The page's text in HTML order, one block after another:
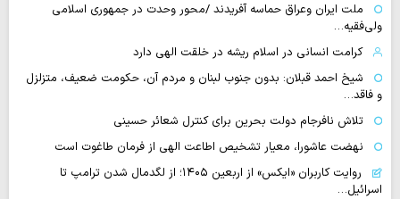
ملت ایران وعراق حماسه آفریدند /محور وحدت در جمهوری اسلامی
ولی‌فقیه…
کرامت انسانی در اسلام ریشه در خلقت الهی دارد
شیخ احمد قبلان: بدون جنوب لبنان و مردم آن، حکومت ضعیف، متزلزل
و فاقد…
تلاش نافرجام دولت بحرین برای کنترل شعائر حسینی
نهضت عاشورا، معیار تشخیص اطاعت الهی از فرمان طاغوت است
روایت‌ کاربران «ایکس» از اربعین ۱۴۰۵؛ از لگدمال شدن ترامپ تا
اسرائیل…